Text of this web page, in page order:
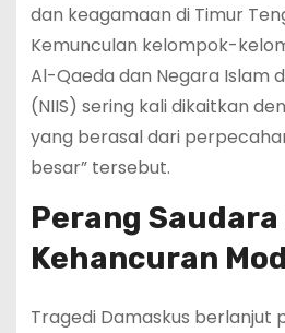
dan keagamaan di Timur
Kemunculan kelompok-
Al-Qaeda dan Negara Islam
(NIIS) sering kali dikaitkan
yang berasal dari
besar” tersebut.
Perang Saudara
Kehancuran
Tragedi Damaskus berlanjut